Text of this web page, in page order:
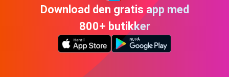
Download den gratis app med
800+ butikker